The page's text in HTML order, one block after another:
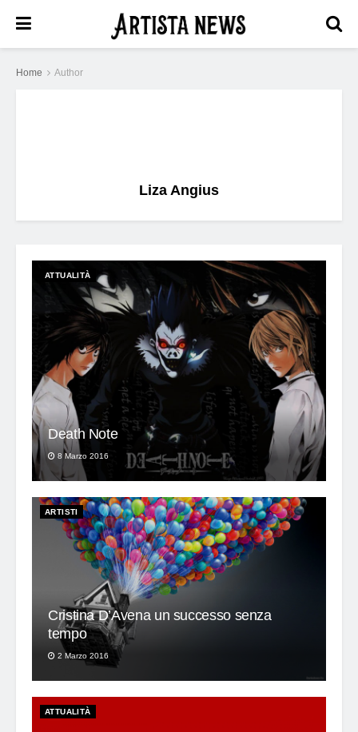
Home Author
Liza Angius
ATTUALITÀ
Death Note
8 Marzo 2016
ARTISTI
Cristina D’Avena un successo senza
tempo
2 Marzo 2016
ATTUALITÀ